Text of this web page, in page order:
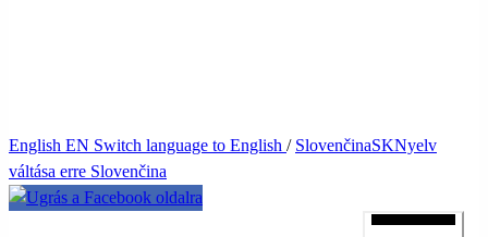
English EN Switch language to English / SlovenčinaSKNyelv
váltása erre Slovenčina